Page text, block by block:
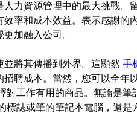
力資源管理中的最大挑戰。
率和成本效益。表示感謝的
加融入公司。
將其傳播到外界。這顯然 手
聘成本。當然，您可以全年
對工作有用的商品。無論是
標誌或筆的筆記本電腦，還